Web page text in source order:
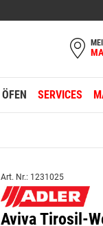
ÖFEN SERVICES
Art. Nr.: 1231025
Aviva Tirosil-